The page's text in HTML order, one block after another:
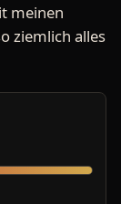
meinen
ziemlich alles